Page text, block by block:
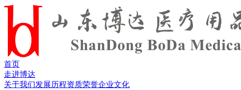
首页
走进博达
关于我们发展历程资质荣誉企业文化